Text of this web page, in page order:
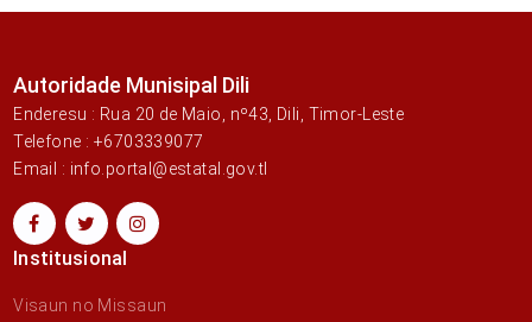
Autoridade Munisipal Dili
Enderesu : Rua 20 de Maio, nº43, Dili, Timor-Leste
Telefone : +6703339077
Email : info.portal@estatal.gov.tl
Institusional
Visaun no Missaun